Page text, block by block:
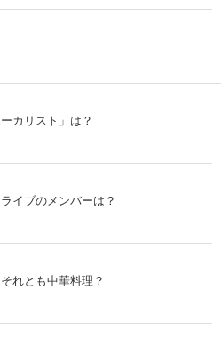
カリスト」は？
イブのメンバーは？
れとも中華料理？